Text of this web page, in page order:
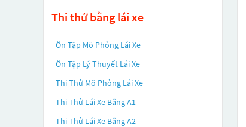
Thi thử bằng lái xe
Ôn Tập Mô Phỏng Lái Xe
Ôn Tập Lý Thuyết Lái Xe
Thi Thử Mô Phỏng Lái Xe
Thi Thử Lái Xe Bằng A1
Thi Thử Lái Xe Bằng A2